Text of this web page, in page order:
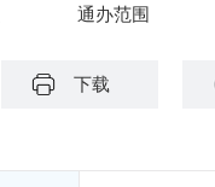
通办范围
下载